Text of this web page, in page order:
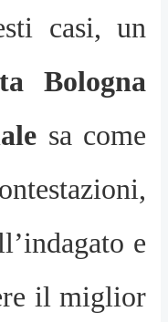
casi, un
Bologna
sa come
e
il miglior